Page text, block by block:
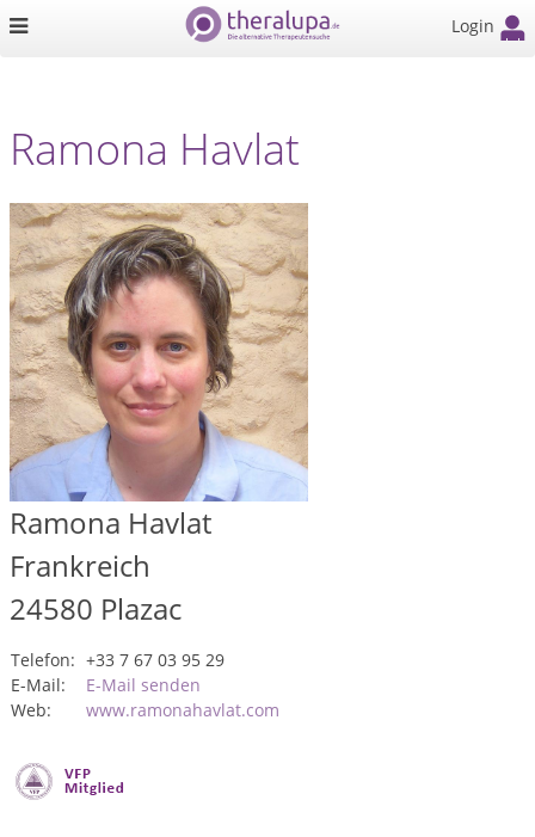
Login
Ramona Havlat
Ramona Havlat
Frankreich
24580 Plazac
Telefon: +33 7 67 03 95 29
E-Mail:
E-Mail senden
Web:
www.ramonahavlat.com